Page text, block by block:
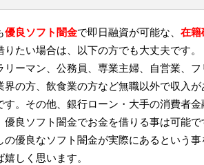
優良ソフト闇金で即日融資が可能な、 在籍
りたい場合は、以下の方でも大丈夫です。
リーマン、公務員、専業主婦、自営業、フ
界の方、飲食業の方など無職以外で収入
す。その他、銀行ローン・大手の消費者
優良ソフト闇金でお金を借りる事は可能で
の優良なソフト闇金が実際にあるという
しく思います。